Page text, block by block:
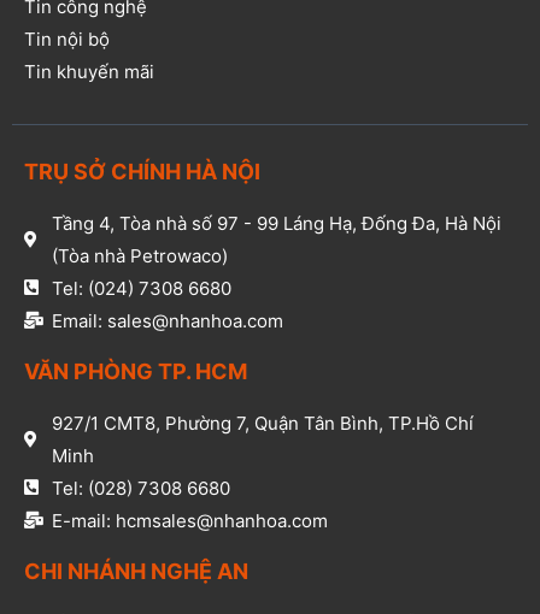
Tin công nghệ
Tin nội bộ
Tin khuyến mãi
TRỤ SỞ CHÍNH HÀ NỘI
Tầng 4, Tòa nhà số 97 - 99 Láng Hạ, Đống Đa, Hà Nội
(Tòa nhà Petrowaco)
Tel: (024) 7308 6680
Email: sales@nhanhoa.com
VĂN PHÒNG TP. HCM​
927/1 CMT8, Phường 7, Quận Tân Bình, TP.Hồ Chí
Minh​
Tel: (028) 7308 6680​
E-mail: hcmsales@nhanhoa.com​
CHI NHÁNH NGHỆ AN​